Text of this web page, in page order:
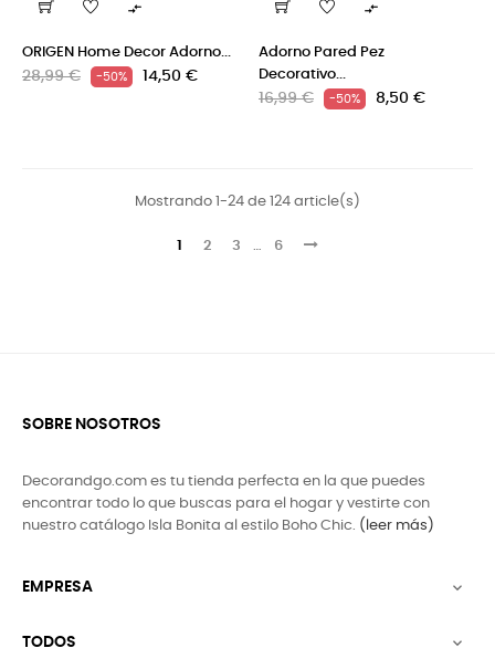

ORIGEN Home Decor Adorno...
Precio
28,99 € -50% Precio
14,50 €

Adorno Pared Pez
Decorativo...
Precio
16,99 € -50% Precio
8,50 €
Mostrando 1-24 de 124 article(s)
1 2 3 … 6
SOBRE NOSOTROS
Decorandgo.com es tu tienda perfecta en la que puedes
encontrar todo lo que buscas para el hogar y vestirte con
nuestro catálogo Isla Bonita al estilo Boho Chic. (leer más)
EMPRESA 
TODOS 